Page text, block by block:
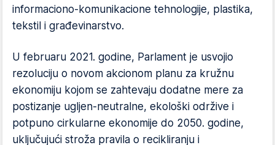
informaciono-komunikacione tehnologije, plastika,
tekstil i građevinarstvo.
U februaru 2021. godine, Parlament je usvojio
rezoluciju o novom akcionom planu za kružnu
ekonomiju kojom se zahtevaju dodatne mere za
postizanje ugljen-neutralne, ekološki održive i
potpuno cirkularne ekonomije do 2050. godine,
uključujući stroža pravila o recikliranju i